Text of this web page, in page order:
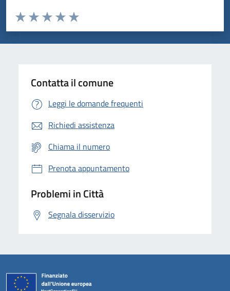
Domanda
Valuta da 1 a 5 stelle la pagina
Valuta 5 stelle su 5
Valuta 4 stelle su 5
Valuta 3 stelle su 5
Valuta 2 stelle su 5
Valuta 1 stelle su 5
Contatta il comune
Leggi le domande frequenti
Richiedi assistenza
Chiama il numero
Prenota appuntamento
Problemi in Città
Segnala disservizio